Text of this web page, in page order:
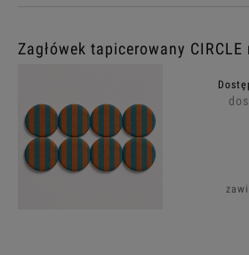
Zagłówek tapicerowany CIRCLE